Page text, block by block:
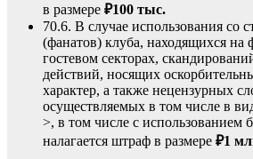
в размере ₽100 тыс.
70.6. В случае использования со
(фанатов) клуба, находящихся на
гостевом секторах,
действий, носящих
характер, а также нецензурных
осуществляемых в том числе в
>, в том числе с использованием
налагается штраф в размере ₽1